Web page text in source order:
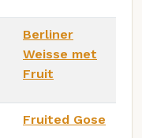
Berliner
Weisse met
Fruit
Fruited Gose